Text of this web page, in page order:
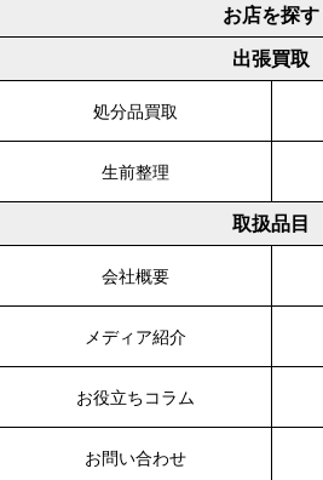
お店を探す
出張買取
処分品買取
生前整理
取扱品目
会社概要
メディア紹介
お役立ちコラム
お問い合わせ